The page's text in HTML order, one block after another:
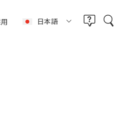
日本語